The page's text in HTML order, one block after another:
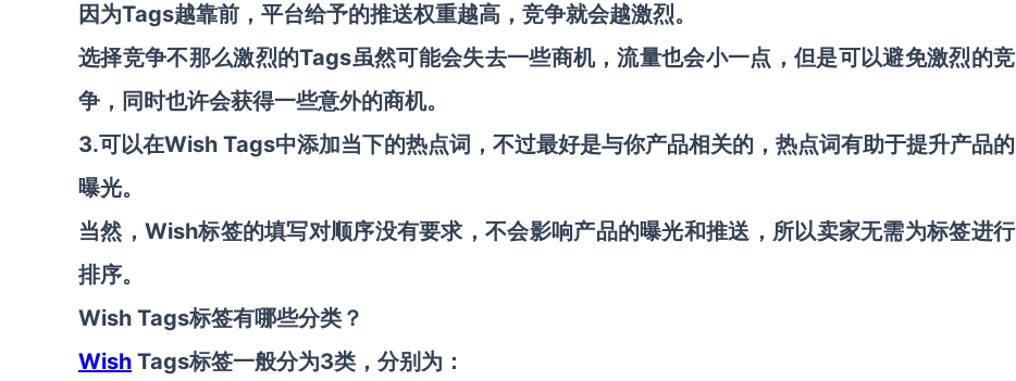
因为Tags越靠前，平台给予的推送权重越高，竞争就会越激烈。
选择竞争不那么激烈的Tags虽然可能会失去一些商机，流量也会小一点，但是可以避免激烈的竞
争，同时也许会获得一些意外的商机。
3.可以在Wish Tags中添加当下的热点词，不过最好是与你产品相关的，热点词有助于提升产品的
曝光。
当然，Wish标签的填写对顺序没有要求，不会影响产品的曝光和推送，所以卖家无需为标签进行
排序。
Wish Tags标签有哪些分类？
Wish Tags标签一般分为3类，分别为：